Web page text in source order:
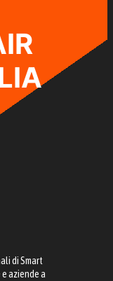
di Smart
aziende a